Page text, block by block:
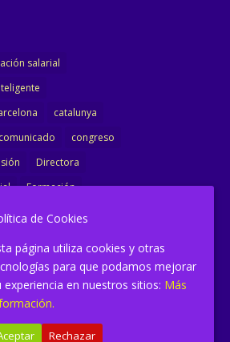
salarial
catalunya
comunicado
congreso
Directora
Formación
Jurisprudencia
Ministra Justicia
noticias
oficina
reunión salarial
de Cookies
página utiliza cookies y otras
para que podamos mejorar
experiencia en nuestros sitios: Más
Rechazar